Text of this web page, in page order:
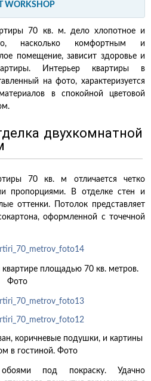
WORKSHOP
70 кв. м. дело хлопотное и
насколько комфортным и
помещение, зависит здоровье и
Интерьер квартиры в
на фото, характеризуется
в спокойной цветовой
двухкомнатной
70 кв. м отличается четко
пропорциями. В отделке стен и
оттенки. Потолок представляет
оформленной с точечной
квартире площадью 70 кв. метров.
Фото
коричневые подушки, и картины
в гостиной. Фото
под покраску. Удачно